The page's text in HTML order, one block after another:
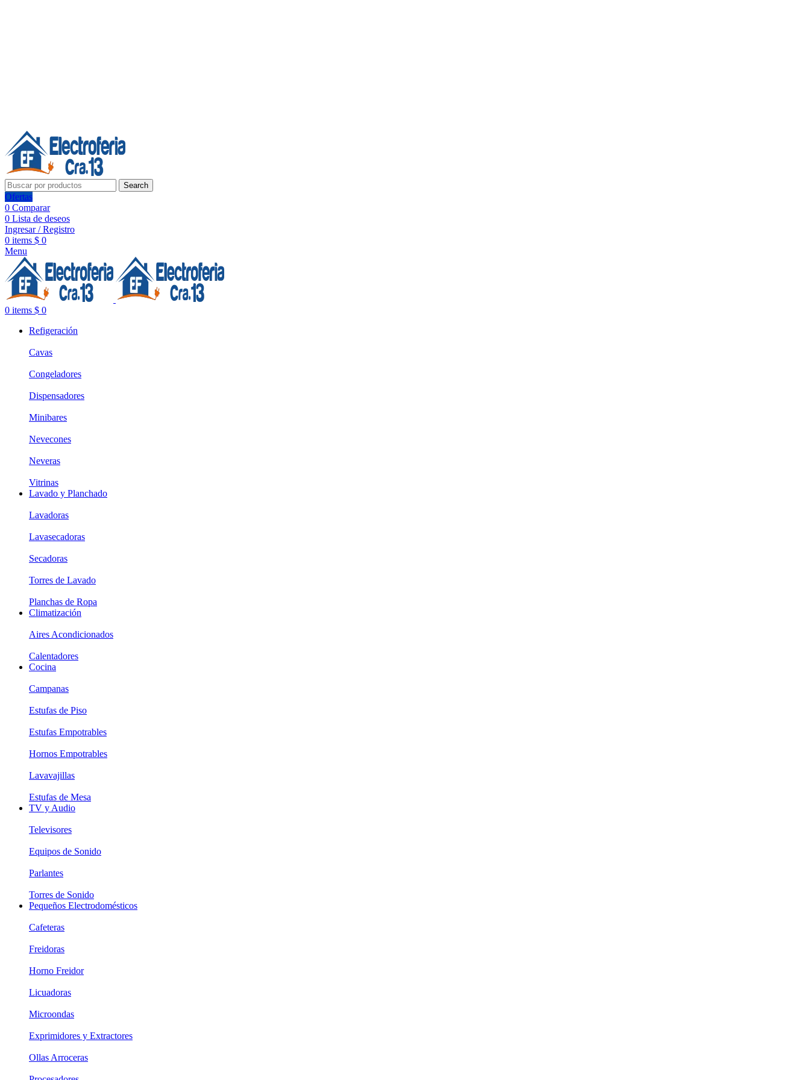
Search
Ofertas
0 Comparar
0 Lista de deseos
Ingresar / Registro
0 items $ 0
Menu
0 items $ 0
Refigeración
Cavas
Congeladores
Dispensadores
Minibares
Nevecones
Neveras
Vitrinas
Lavado y Planchado
Lavadoras
Lavasecadoras
Secadoras
Torres de Lavado
Planchas de Ropa
Climatización
Aires Acondicionados
Calentadores
Cocina
Campanas
Estufas de Piso
Estufas Empotrables
Hornos Empotrables
Lavavajillas
Estufas de Mesa
TV y Audio
Televisores
Equipos de Sonido
Parlantes
Torres de Sonido
Pequeños Electrodomésticos
Cafeteras
Freidoras
Horno Freidor
Licuadoras
Microondas
Exprimidores y Extractores
Ollas Arroceras